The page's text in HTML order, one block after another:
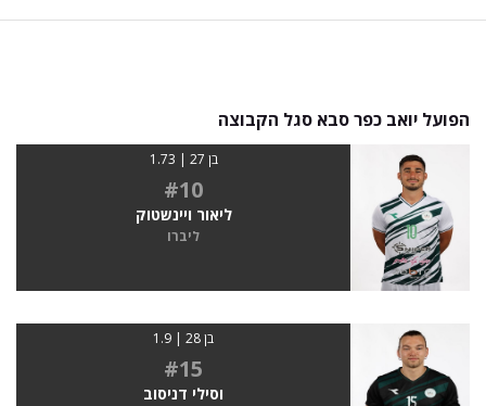
הפועל יואב כפר סבא סגל הקבוצה
בן 27 | 1.73
#10
ליאור ויינשטוק
ליברו
בן 28 | 1.9
#15
וסילי דניסוב